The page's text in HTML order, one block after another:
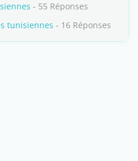
- 55 Réponses
tunisiennes - 16 Réponses